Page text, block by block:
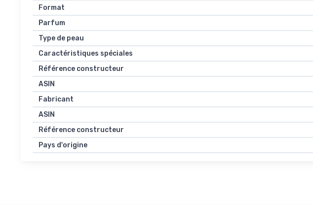
Format
Parfum
Type de peau
Caractéristiques spéciales
Référence constructeur
ASIN
Fabricant
ASIN
Référence constructeur
Pays d'origine